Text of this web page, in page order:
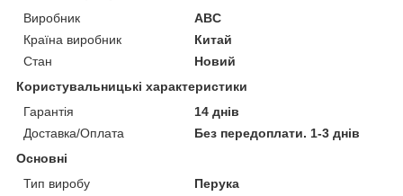
Виробник
ABC
Країна виробник
Китай
Стан
Новий
Користувальницькі характеристики
Гарантія
14 днів
Доставка/Оплата
Без передоплати. 1-3 днів
Основні
Тип виробу
Перука